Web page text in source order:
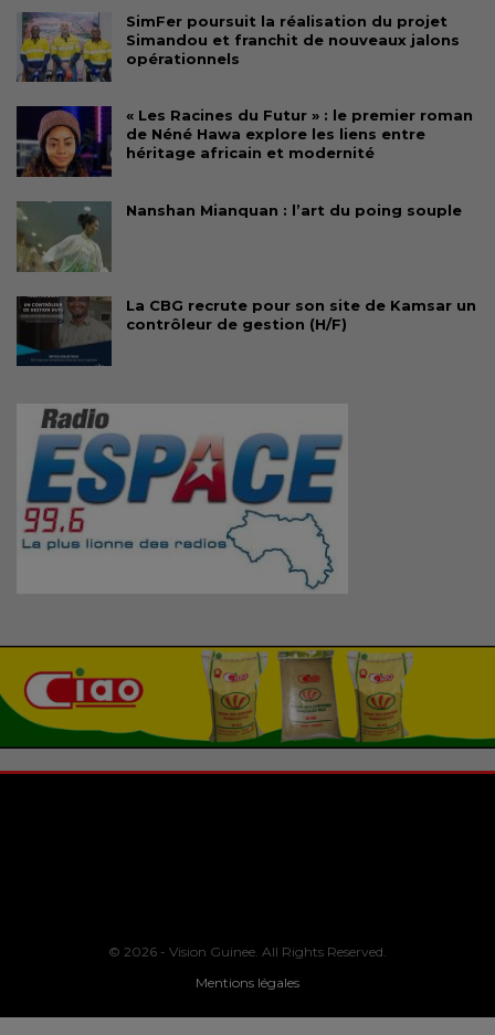
SimFer poursuit la réalisation du projet
Simandou et franchit de nouveaux jalons
opérationnels
« Les Racines du Futur » : le premier roman
de Néné Hawa explore les liens entre
héritage africain et modernité
Nanshan Mianquan : l’art du poing souple
La CBG recrute pour son site de Kamsar un
contrôleur de gestion (H/F)
© 2026 - Vision Guinee. All Rights Reserved.
Mentions légales